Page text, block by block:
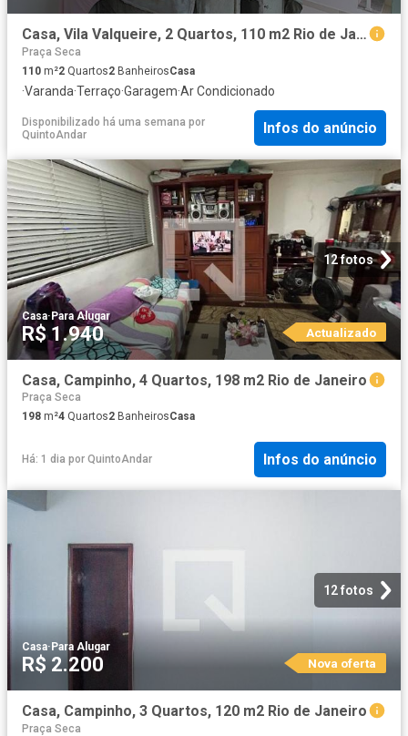
Casa, Vila Valqueire, 2 Quartos, 110 m2 Rio de Janeiro
Praça Seca
110 m²2 Quartos2 BanheirosCasa
·Varanda·Terraço·Garagem·Ar Condicionado
Disponibilizado há uma semana por
QuintoAndar
Infos do anúncio
12 fotos
Casa·Para Alugar
R$ 1.940 Actualizado
Casa, Campinho, 4 Quartos, 198 m2 Rio de Janeiro
Praça Seca
198 m²4 Quartos2 BanheirosCasa
Há: 1 dia por QuintoAndar Infos do anúncio
12 fotos
Casa· Para Alugar
R$ 2.200 Nova oferta
Casa, Campinho, 3 Quartos, 120 m2 Rio de Janeiro
Praça Seca